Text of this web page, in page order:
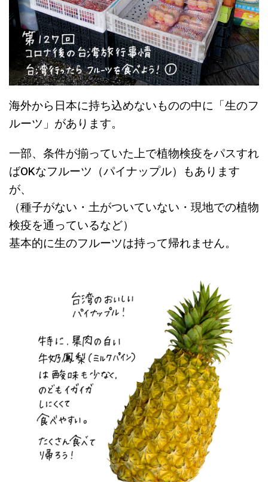
海外から日本に持ち込めないものの中に「生のフ
ルーツ」があります。
一部、条件が揃っていた上で植物検疫をパスすれ
ばOKなフルーツ（パイナップル）もあります
が、
（種子がない・土がついていない・現地での植物
検疫を通っているなど）
基本的に生のフルーツは持って帰れません。